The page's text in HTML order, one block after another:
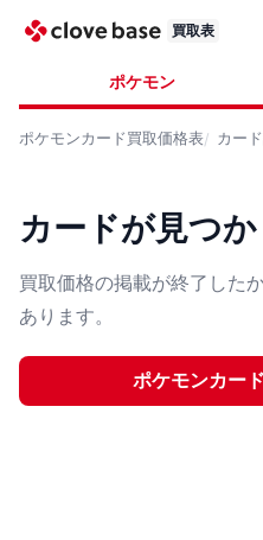
買取表
ポケモン
ポケモンカード買取価格表 カー
カードが見つ
買取価格の掲載が終了した
あります。
ポケモンカード